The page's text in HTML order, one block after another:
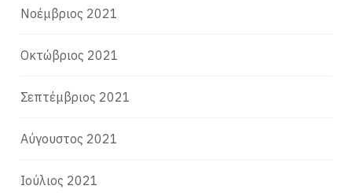
Νοέμβριος 2021
Οκτώβριος 2021
Σεπτέμβριος 2021
Αύγουστος 2021
Ιούλιος 2021